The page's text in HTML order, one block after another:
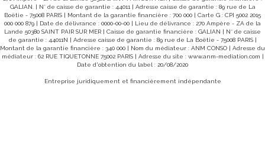
www.georisques.gouv.fr PRIX :139 000 €uros honoraires
charge vendeur Pour visiter contacter Delamarche
immobilier Gavray Simon Regnault au 06
33 61 40 40
GALIAN. | N° de caisse de garantie : 44011 | Adresse caisse de garantie : 89 rue de La
Boëtie - 75008 PARIS | Montant de la garantie financière : 700 000 | Carte G : CPI 5002 2015
000 000 879 | Date de délivrance : 0000-00-00 | Lieu de délivrance : 270 Ampère - ZA de la
Lande 50380 SAINT PAIR SUR MER | Caisse de garantie financière : GALIAN | N° de caisse
de garantie : 44011N | Adresse caisse de garantie : 89 rue de La Boëtie - 75008 PARIS |
Montant de la garantie financière : 340 000 | Nom du médiateur : ANM CONSO | Adresse du
médiateur : 62 RUE TIQUETONNE 75002 PARIS | Adresse du site : www.anm-mediation.com
Date d'obtention du label : 20/08/2020
Entreprise juridiquement et financièrement indépendante